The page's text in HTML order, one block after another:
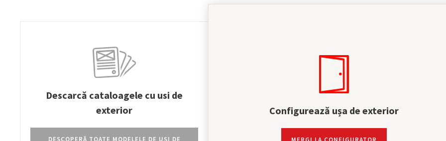
Configurează ușa de exterior
Descarcă cataloagele cu usi de
exterior
DESCOPERĂ TOATE MODELELE DE UȘI DE